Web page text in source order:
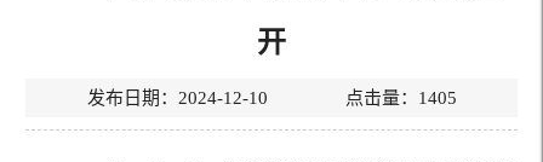
开
发布日期：2024-12-10 点击量： 1405